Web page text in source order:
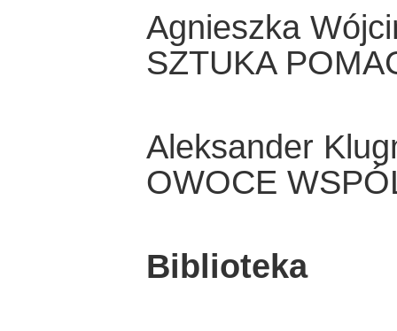
Agnieszka
SZTUKA
Aleksander
OWOCE
Biblioteka